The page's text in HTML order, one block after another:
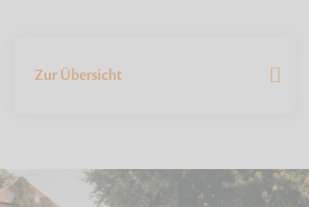
Zur Übersicht